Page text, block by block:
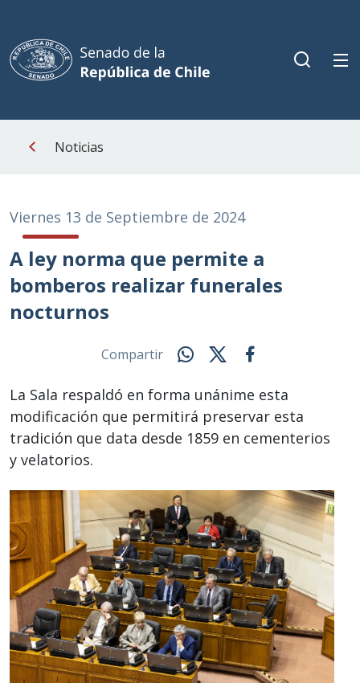
Noticias
Viernes 13 de Septiembre de 2024
A ley norma que permite a
bomberos realizar funerales
nocturnos
Compartir
La Sala respaldó en forma unánime esta
modificación que permitirá preservar esta
tradición que data desde 1859 en cementerios
y velatorios.